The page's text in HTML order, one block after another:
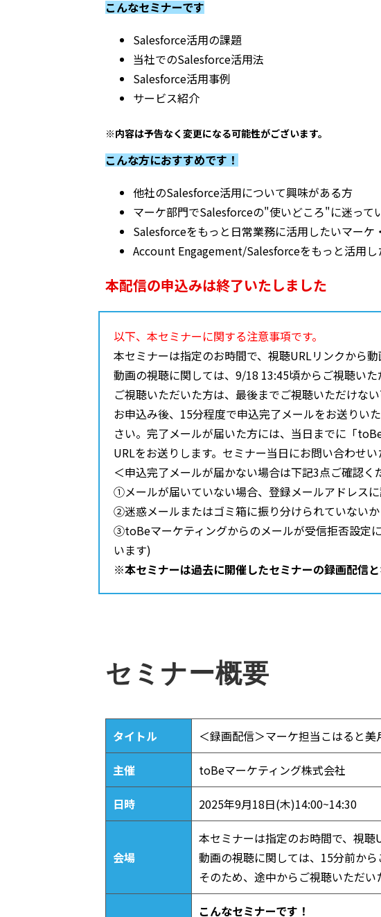
こんなセミナーです
Salesforce活用の課題
当社でのSalesforce活用法
Salesforce活用事例
サービス紹介
※内容は予告なく変更になる可能性がございます。
こんな方におすすめです！
他社のSalesforce活用について興味がある方
マーケ部門でSalesforceの"使いどころ"に迷って
Salesforceをもっと日常業務に活用したいマーケ
Account Engagement/Salesforceをもっと活用し
本配信の申込みは終了いたしました
以下、本セミナーに関する注意事項です。
本セミナーは指定のお時間で、視聴URLリンクから
動画の視聴に関しては、9/18 13:45頃からご視聴い
ご視聴いただいた方は、最後までご視聴いただけな
お申込み後、15分程度で申込完了メールをお送りい
さい。完了メールが届いた方には、当日までに「
URLをお送りします。セミナー当日にお問い合わせ
＜申込完了メールが届かない場合は下記3点ご確認く
①メールが届いていない場合、登録メールアドレス
②迷惑メールまたはゴミ箱に振り分けられていないか
③toBeマーケティングからのメールが受信拒否設定
います)
※本セミナーは過去に開催したセミナーの録画配信と
セミナー概要
タイトル ＜録画配信＞マーケ担当こはると
主催 toBeマーケティング株式会社
日時 2025年9月18日(木)14:00~14:30
会場
本セミナーは指定のお時間で、視聴
動画の視聴に関しては、15分前か
そのため、途中からご視聴いただ
こんなセミナーです！